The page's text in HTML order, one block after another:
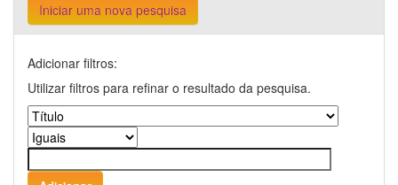
Iniciar uma nova pesquisa
Adicionar filtros:
Utilizar filtros para refinar o resultado da pesquisa.